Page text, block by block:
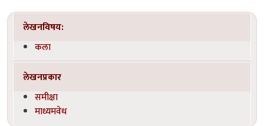
लेखनविषय:
कला
लेखनप्रकार
समीक्षा
माध्यमवेध